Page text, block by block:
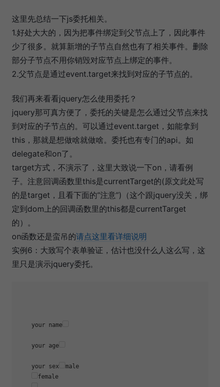
这里先总结一下js委托相关。
1.好处大大的，因为把事件绑定到父节点上了，因此事件
少了很多。就算新增的子节点自然也有了相关事件。删除
部分子节点不用你销毁对应节点上绑定的事件。
2.父节点是通过event.target来找到对应的子节点的。
我们再来看看jquery怎么使用委托？
jquery那可真方便了，委托的关键是怎么通过父节点来找
到对应的子节点的。可以通过event.target，如能拿到
this，那就是想做啥就做啥。委托也有专门的api。如
delegate和on了。
target方式，不演示了，这里大致说一下on，请看例
子。注意回调函数里this是currentTarget的(原文此处写
的是target，且看下面的“注意”)（这个跟jquery没关，绑
定到dom上的回调函数里的this都是currentTarget
的）。
on函数还是蛮吊的请点这里看详细说明
实例6：大致写个表单验证，估计也没什么人这么写，这
里只是演示jquery委托。
    your name
    your age
    your sex
male
female